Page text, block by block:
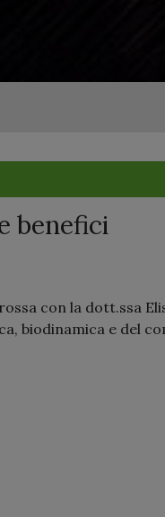
benefici
con la dott.ssa
biodinamica e del